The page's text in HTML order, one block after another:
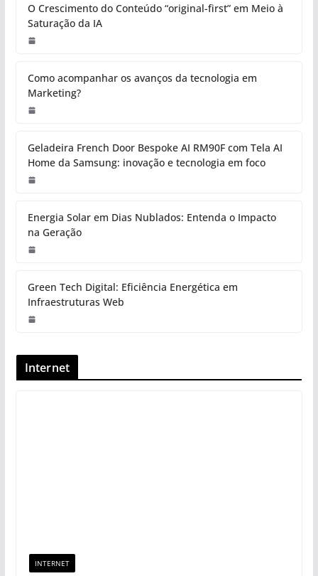
O Crescimento do Conteúdo “original-first” em Meio à
Saturação da IA
Como acompanhar os avanços da tecnologia em
Marketing?
Geladeira French Door Bespoke AI RM90F com Tela AI
Home da Samsung: inovação e tecnologia em foco
Energia Solar em Dias Nublados: Entenda o Impacto
na Geração
Green Tech Digital: Eficiência Energética em
Infraestruturas Web
Internet
INTERNET